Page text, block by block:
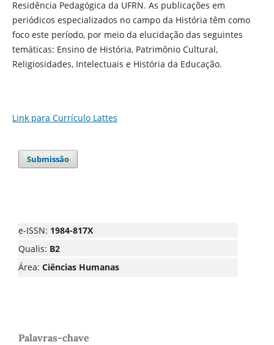
Residência Pedagógica da UFRN. As publicações em
periódicos especializados no campo da História têm como
foco este período, por meio da elucidação das seguintes
temáticas: Ensino de História, Patrimônio Cultural,
Religiosidades, Intelectuais e História da Educação.
Link para Currículo Lattes
Submissão
e-ISSN: 1984-817X
Qualis: B2
Área: Ciências Humanas
Palavras-chave